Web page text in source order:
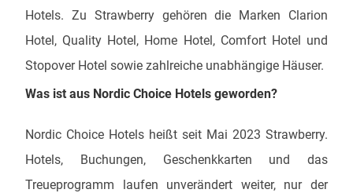
Hotels. Zu Strawberry gehören die Marken Clarion
Hotel, Quality Hotel, Home Hotel, Comfort Hotel und
Stopover Hotel sowie zahlreiche unabhängige Häuser.
Was ist aus Nordic Choice Hotels geworden?
Nordic Choice Hotels heißt seit Mai 2023 Strawberry.
Hotels, Buchungen, Geschenkkarten und das
Treueprogramm laufen unverändert weiter, nur der